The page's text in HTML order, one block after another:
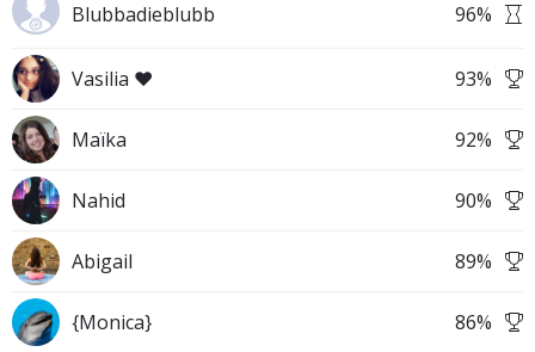
Blubbadieblubb 96%
Vasilia ❤️ 93%
Maïka 92%
Nahid 90%
Abigail 89%
{Monica} 86%